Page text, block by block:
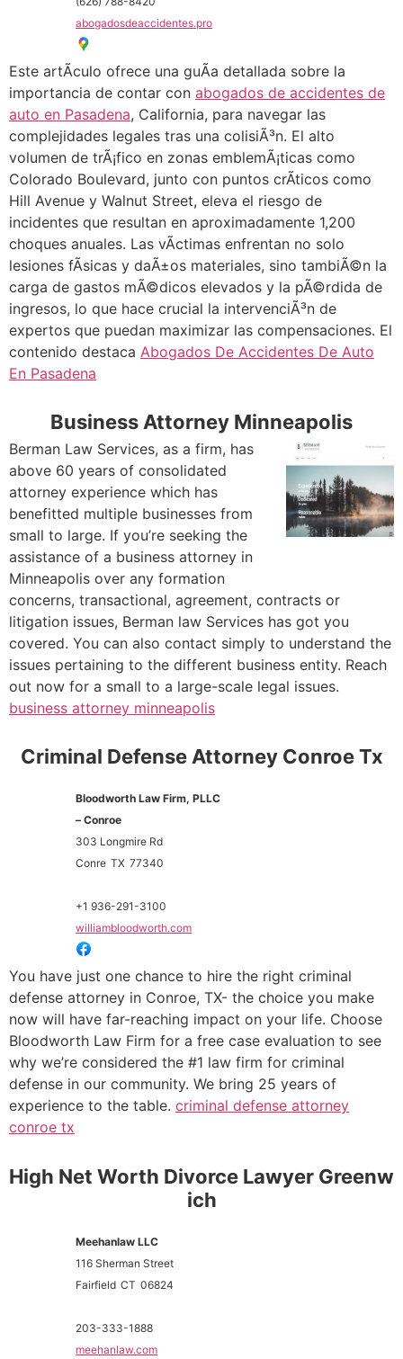
abogadosdeaccidentes.pro
Este artÃ­culo ofrece una guÃ­a detallada sobre la
importancia de contar con abogados de accidentes de
auto en Pasadena, California, para navegar las
complejidades legales tras una colisiÃ³n. El alto
volumen de trÃ¡fico en zonas emblemÃ¡ticas como
Colorado Boulevard, junto con puntos crÃ­ticos como
Hill Avenue y Walnut Street, eleva el riesgo de
incidentes que resultan en aproximadamente 1,200
choques anuales. Las vÃ­ctimas enfrentan no solo
lesiones fÃ­sicas y daÃ±os materiales, sino tambiÃ©n la
carga de gastos mÃ©dicos elevados y la pÃ©rdida de
ingresos, lo que hace crucial la intervenciÃ³n de
expertos que puedan maximizar las compensaciones. El
contenido destaca Abogados De Accidentes De Auto
En Pasadena
Business Attorney Minneapolis
Berman Law Services, as a firm, has
above 60 years of consolidated
attorney experience which has
benefitted multiple businesses from
small to large. If you’re seeking the
assistance of a business attorney in
Minneapolis over any formation
concerns, transactional, agreement, contracts or
litigation issues, Berman law Services has got you
covered. You can also contact simply to understand the
issues pertaining to the different business entity. Reach
out now for a small to a large-scale legal issues.
business attorney minneapolis
Criminal Defense Attorney Conroe Tx
Bloodworth Law Firm, PLLC
– Conroe
303 Longmire Rd
Conre TX 77340
+1 936-291-3100
williambloodworth.com
You have just one chance to hire the right criminal
defense attorney in Conroe, TX- the choice you make
now will have far-reaching impact on your life. Choose
Bloodworth Law Firm for a free case evaluation to see
why we’re considered the #1 law firm for criminal
defense in our community. We bring 25 years of
experience to the table. criminal defense attorney
conroe tx
High Net Worth Divorce Lawyer Greenw
ich
Meehanlaw LLC
116 Sherman Street
Fairfield CT 06824
203-333-1888
meehanlaw.com